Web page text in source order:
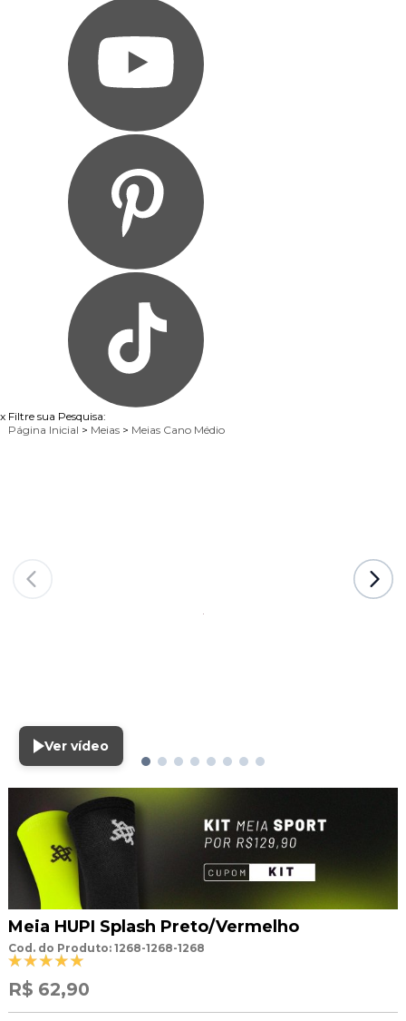
x Filtre sua Pesquisa:
Página Inicial > Meias > Meias Cano Médio
Ver vídeo
Meia HUPI Splash Preto/Vermelho
Cod. do Produto: 1268-1268-1268
R$ 62,90